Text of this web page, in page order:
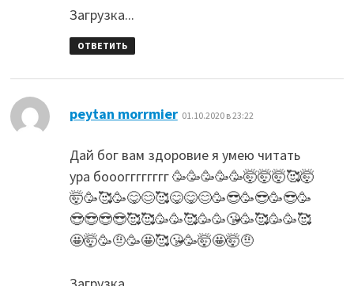
Загрузка...
ОТВЕТИТЬ
peytan morrmier: 01.10.2020 в 23:22
Дай бог вам здоровие я умею читать
ура бооогггггггг 🥳🥳🥳🥳🥳🤯🤯🤯🥰🤯
🤯🥳🥰🥳😋😊🥰😋😋😊🥳😎🥳😎🥳😎🥳
😎😎😎😎🥰🥰🥳🥳🥰🥳🥳😘🥳🥰🥳🥳🥰
🤩🤯🥳🤨🥳🤩🥰😘🥳🤯🤩🤯🤨